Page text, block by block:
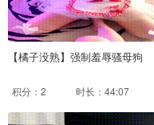
【橘子没熟】强制羞辱骚母狗
积分：2 时长：44:07